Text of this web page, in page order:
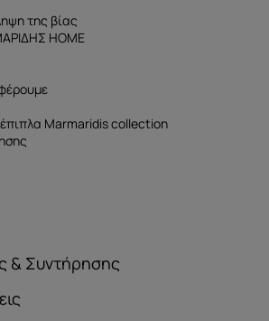
της βίας
HOME
έπιπλα Marmaridis collection
& Συντήρησης